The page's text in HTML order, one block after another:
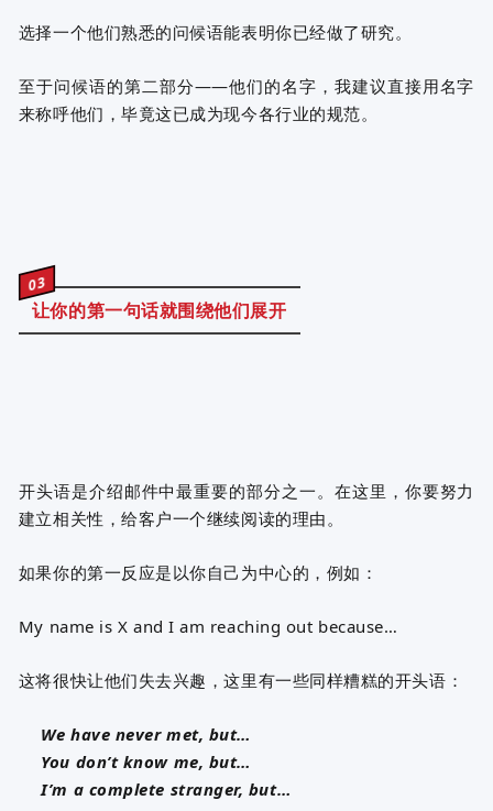
选择一个他们熟悉的问候语能表明你已经做了研究。
至于问候语的第二部分——他们的名字，我建议直接用名字
来称呼他们，毕竟这已成为现今各行业的规范。
03
让你的第一句话就围绕他们展开
开头语是介绍邮件中最重要的部分之一。在这里，你要努力
建立相关性，给客户一个继续阅读的理由。
如果你的第一反应是以你自己为中心的，例如：
My name is X and I am reaching out because…
这将很快让他们失去兴趣，这里有一些同样糟糕的开头语：
We have never met, but…
You don’t know me, but…
I’m a complete stranger, but…